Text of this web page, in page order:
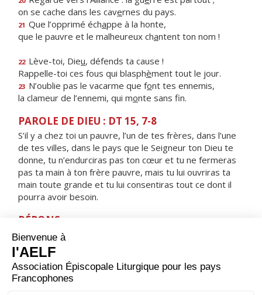
on se cache dans les cavernes du pays.
21 Que l’opprimé échappe à la honte,
que le pauvre et le malheureux chantent ton nom !
22 Lève-toi, Dieu, défends ta cause !
Rappelle-toi ces fous qui blasphèment tout le jour.
23 N’oublie pas le vacarme que font tes ennemis,
la clameur de l’ennemi, qui monte sans fin.
PAROLE DE DIEU : DT 15, 7-8
S’il y a chez toi un pauvre, l’un de tes frères, dans l’une
de tes villes, dans le pays que le Seigneur ton Dieu te
donne, tu n’endurciras pas ton cœur et tu ne fermeras
pas ta main à ton frère pauvre, mais tu lui ouvriras ta
main toute grande et tu lui consentiras tout ce dont il
pourra avoir besoin.
RÉPONS
V/Le Seigneur délivrera le pauvre qui l’appelle,
le pauvre dont il sauve la vie.
ORAISON
Dieu qui as révélé à l’Apôtre Pierre ta volonté de